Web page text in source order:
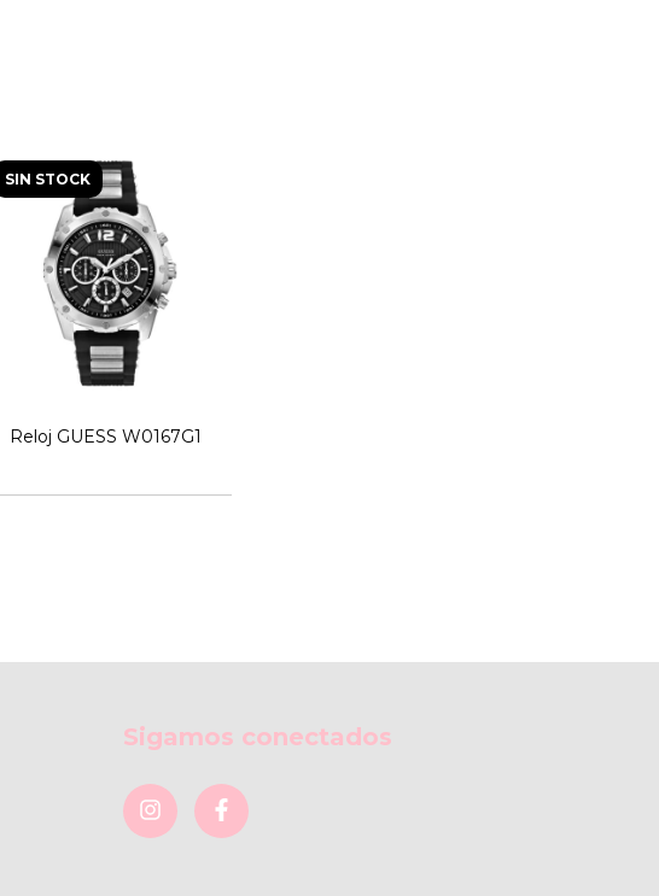
SIN STOCK
Reloj GUESS W0167G1
Sigamos conectados